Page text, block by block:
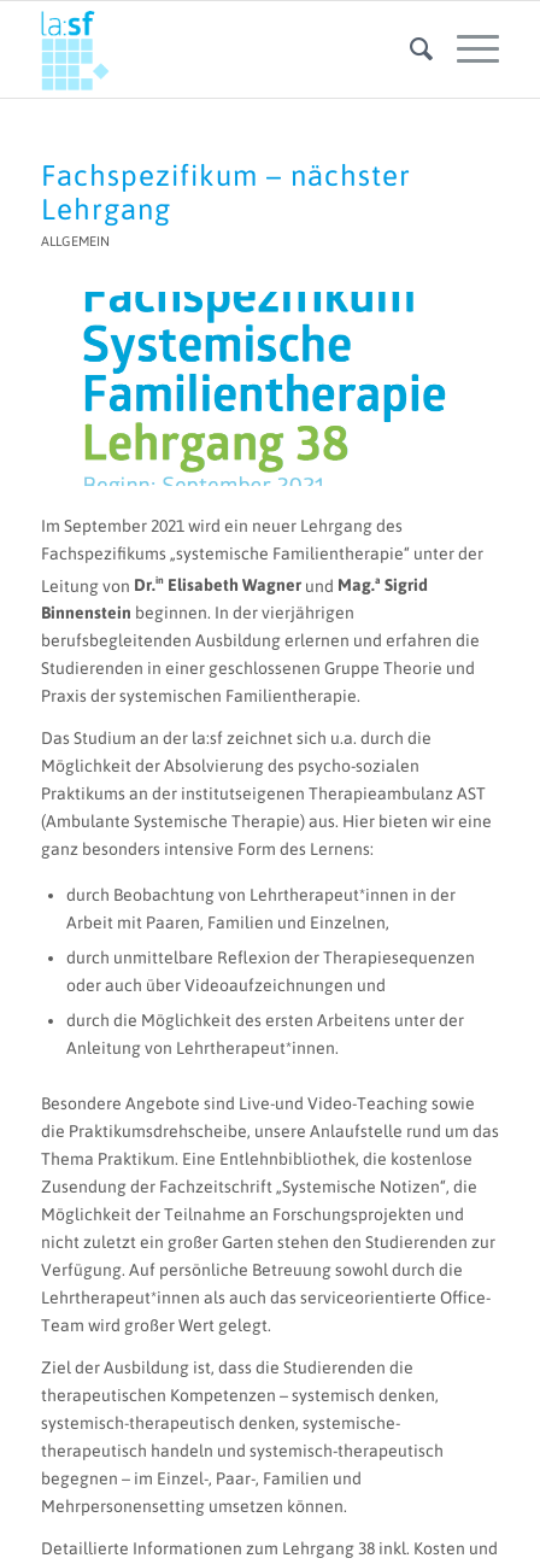
Fachspezifikum – nächster
Lehrgang
ALLGEMEIN
Im September 2021 wird ein neuer Lehrgang des
Fachspezifikums „systemische Familientherapie“ unter der
Leitung von Dr.inElisabeth Wagnerund Mag.a Sigrid
Binnenstein beginnen. In der vierjährigen
berufsbegleitenden Ausbildung erlernen und erfahren die
Studierenden in einer geschlossenen Gruppe Theorie und
Praxis der systemischen Familientherapie.
Das Studium an der la:sf zeichnet sich u.a. durch die
Möglichkeit der Absolvierung des psycho-sozialen
Praktikums an der institutseigenen Therapieambulanz AST
(Ambulante Systemische Therapie) aus. Hier bieten wir eine
ganz besonders intensive Form des Lernens:
durch Beobachtung von Lehrtherapeut*innen in der
Arbeit mit Paaren, Familien und Einzelnen,
durch unmittelbare Reflexion der Therapiesequenzen
oder auch über Videoaufzeichnungen und
durch die Möglichkeit des ersten Arbeitens unter der
Anleitung von Lehrtherapeut*innen.
Besondere Angebote sind Live-und Video-Teaching sowie
die Praktikumsdrehscheibe, unsere Anlaufstelle rund um das
Thema Praktikum. Eine Entlehnbibliothek, die kostenlose
Zusendung der Fachzeitschrift „Systemische Notizen“, die
Möglichkeit der Teilnahme an Forschungsprojekten und
nicht zuletzt ein großer Garten stehen den Studierenden zur
Verfügung. Auf persönliche Betreuung sowohl durch die
Lehrtherapeut*innen als auch das serviceorientierte Office-
Team wird großer Wert gelegt.
Ziel der Ausbildung ist, dass die Studierenden die
therapeutischen Kompetenzen – systemisch denken,
systemisch-therapeutisch denken, systemische-
therapeutisch handeln und systemisch-therapeutisch
begegnen – im Einzel-, Paar-, Familien und
Mehrpersonensetting umsetzen können.
Detaillierte Informationen zum Lehrgang 38 inkl. Kosten und